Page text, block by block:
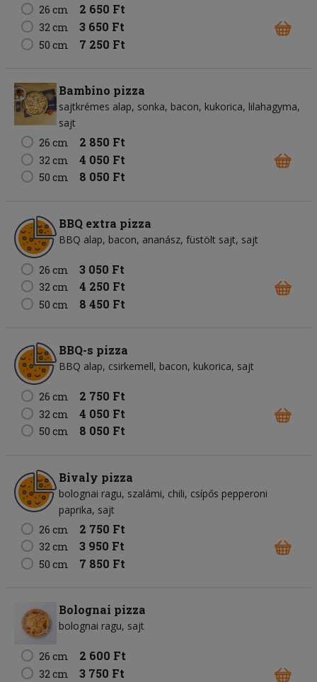
26 cm 2 650 Ft
32 cm 3 650 Ft
50 cm 7 250 Ft
Bambino pizza
sajtkrémes alap sonka bacon kukorica lilahagyma
sajt
26 cm
2 850 Ft
32 cm 4 050 Ft
50 cm 8 050 Ft
BBQ extra pizza
BBQ alap bacon ananász füstölt sajt sajt
26 cm 3 050 Ft
32 cm 4 250 Ft
50 cm 8 450 Ft
BBQ-s pizza
BBQ alap csirkemell bacon kukorica sajt
26 cm 2 750 Ft
32 cm 4 050 Ft
50 cm 8 050 Ft
Bivaly pizza
bolognai ragu szalámi chili csípős pepperoni
paprika sajt
26 cm
2 750 Ft
32 cm 3 950 Ft
50 cm 7 850 Ft
Bolognai pizza
bolognai ragu sajt
26 cm 2 600 Ft
32 cm 3 750 Ft